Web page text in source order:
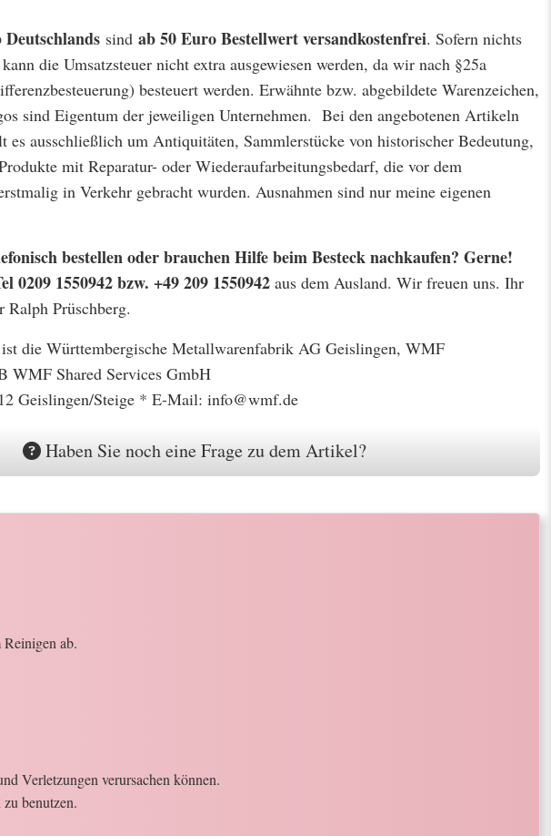
sind ab 50 Euro Bestellwertversandkostenfrei. Sofern nichts
die Umsatzsteuer nicht extra ausgewiesen werden, da wir nach §25a
besteuert werden. Erwähnte bzw. abgebildete Warenzeichen,
sind Eigentum der jeweiligen Unternehmen. Bei den angebotenen Artikeln
es ausschließlich um Antiquitäten, Sammlerstücke von historischer Bedeutung,
mit Reparatur- oder Wiederaufarbeitungsbedarf, die vor dem
in Verkehr gebracht wurden. Ausnahmen sind nur meine eigenen
bestellen oder brauchen Hilfe beim Besteck nachkaufen? Gerne!
0209 1550942 bzw. +49 209 1550942 aus dem Ausland. Wir freuen uns. Ihr
Ralph Prüschberg.
die Württembergische Metallwarenfabrik AG Geislingen, WMF
WMF Shared Services GmbH
Geislingen/Steige * E-Mail: info@wmf.de
Haben Sie noch eine Frage zu dem Artikel?
Reinigen ab.
Verletzungen verursachen können.
benutzen.